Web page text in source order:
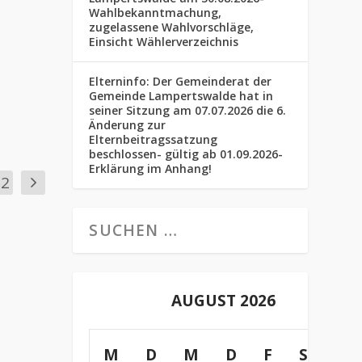
Wahlbekanntmachung,
zugelassene Wahlvorschläge,
Einsicht Wählerverzeichnis
Elterninfo: Der Gemeinderat der
Gemeinde Lampertswalde hat in
seiner Sitzung am 07.07.2026 die 6.
Änderung zur
Elternbeitragssatzung
beschlossen- gültig ab 01.09.2026-
Erklärung im Anhang!
AUGUST 2026
M D M D F S